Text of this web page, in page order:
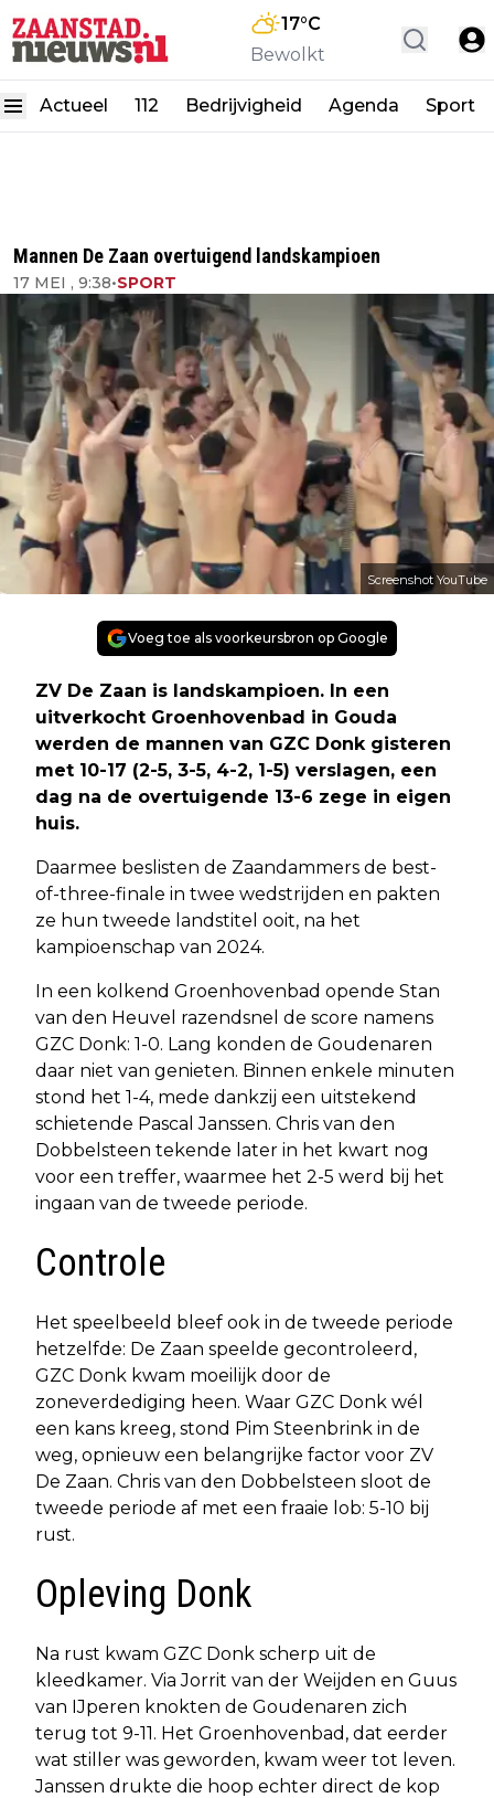
17°C
Bewolkt
Actueel 112 Bedrijvigheid Agenda Sport
Mannen De Zaan overtuigend landskampioen
17 MEI , 9:38•SPORT
Screenshot YouTube
Voeg toe als voorkeursbron op Google
ZV De Zaan is landskampioen. In een
uitverkocht Groenhovenbad in Gouda
werden de mannen van GZC Donk gisteren
met 10-17 (2-5, 3-5, 4-2, 1-5) verslagen, een
dag na de overtuigende 13-6 zege in eigen
huis.
Daarmee beslisten de Zaandammers de best-
of-three-finale in twee wedstrijden en pakten
ze hun tweede landstitel ooit, na het
kampioenschap van 2024.
In een kolkend Groenhovenbad opende Stan
van den Heuvel razendsnel de score namens
GZC Donk: 1-0. Lang konden de Goudenaren
daar niet van genieten. Binnen enkele minuten
stond het 1-4, mede dankzij een uitstekend
schietende Pascal Janssen. Chris van den
Dobbelsteen tekende later in het kwart nog
voor een treffer, waarmee het 2-5 werd bij het
ingaan van de tweede periode.
Controle
Het speelbeeld bleef ook in de tweede periode
hetzelfde: De Zaan speelde gecontroleerd,
GZC Donk kwam moeilijk door de
zoneverdediging heen. Waar GZC Donk wél
een kans kreeg, stond Pim Steenbrink in de
weg, opnieuw een belangrijke factor voor ZV
De Zaan. Chris van den Dobbelsteen sloot de
tweede periode af met een fraaie lob: 5-10 bij
rust.
Opleving Donk
Na rust kwam GZC Donk scherp uit de
kleedkamer. Via Jorrit van der Weijden en Guus
van IJperen knokten de Goudenaren zich
terug tot 9-11. Het Groenhovenbad, dat eerder
wat stiller was geworden, kwam weer tot leven.
Janssen drukte die hoop echter direct de kop